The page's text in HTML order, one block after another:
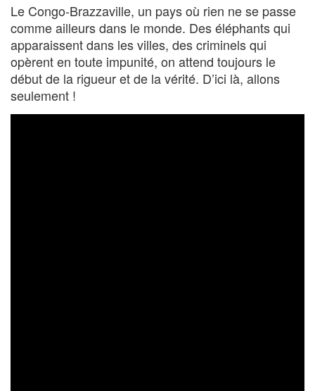
Le Congo-Brazzaville, un pays où rien ne se passe
comme ailleurs dans le monde. Des éléphants qui
apparaissent dans les villes, des criminels qui
opèrent en toute impunité, on attend toujours le
début de la rigueur et de la vérité. D’ici là, allons
seulement !